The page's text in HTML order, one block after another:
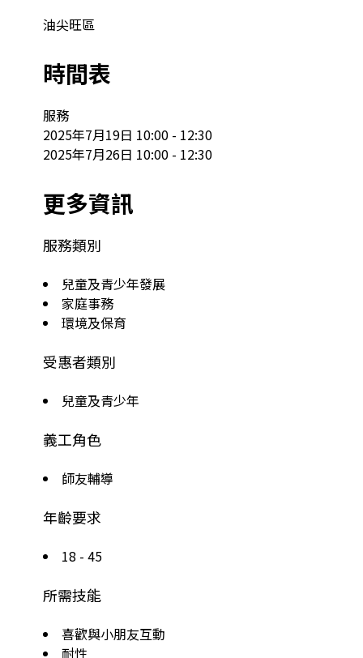
油尖旺區
時間表
服務
2025年7月19日 10:00 - 12:30
2025年7月26日 10:00 - 12:30
更多資訊
服務類別
兒童及青少年發展
家庭事務
環境及保育
受惠者類別
兒童及青少年
義工角色
師友輔導
年齡要求
18 - 45
所需技能
喜歡與小朋友互動
耐性